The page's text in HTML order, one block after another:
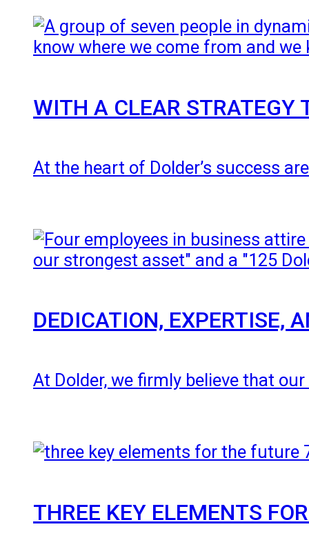
WITH A CLEAR STRATEGY
At the heart of Dolder’s success
DEDICATION, EXPERTISE,
At Dolder, we firmly believe that
THREE KEY ELEMENTS